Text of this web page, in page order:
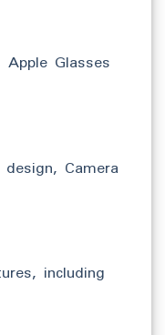
Glasses
Camera
including